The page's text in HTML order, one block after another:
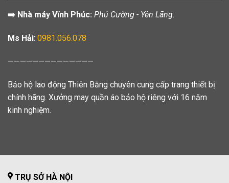
➡️ Nhà máy Vĩnh Phúc: Phú Cường - Yên Lãng.
Ms Hải: 0981.056.078
——————————————
Bảo hộ lao động Thiên Bằng chuyên cung cấp trang thiết bị
chính hãng. Xưởng may quần áo bảo hộ riêng với 16 năm
kinh nghiệm.
TRỤ SỞ HÀ NỘI